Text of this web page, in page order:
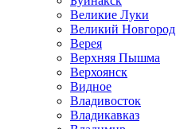
Великие Луки
Великий Новгород
Верея
Верхняя Пышма
Верхоянск
Видное
Владивосток
Владикавказ